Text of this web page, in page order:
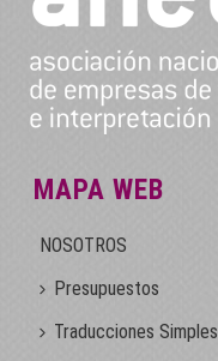
MAPA WEB
NOSOTROS
Presupuestos
Traducciones Simples